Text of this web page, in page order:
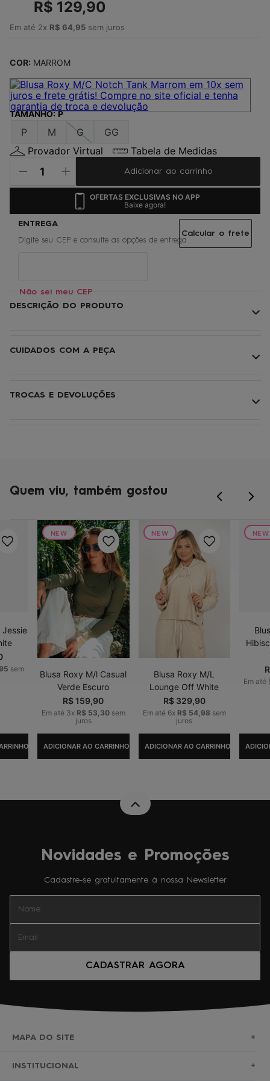
R$ 129,90
Em até 2x R$ 64 95 sem juros
COR: MARROM
TAMANHO: P
P M G
GG
Provador Virtual
Tabela de Medidas
Adicionar ao carrinho
OFERTAS EXCLUSIVAS NO APP
Baixe agora!
Não sei meu CEP
Calcular o frete
DESCRIÇÃO DO PRODUTO
CUIDADOS COM A PEÇA
TROCAS E DEVOLUÇÕES
Quem viu, também gostou
Jessie
sem
NEW
Blusa Roxy M/l Casual
Verde Escuro
R$159,90
Em até 3x R$ 53 30sem
juros
ADICIONAR AO CARRINHO
NEW
Blusa Roxy M/L
Lounge Off White
R$ 329,90
Em até 6x R$ 54, 98 sem
juros
ADICIONAR AO CARRINHO
NEW
Em até
Novidades e Promoções
Cadastre-se gratuitamente à nossa Newsletter
CADASTRAR AGORA
MAPA DO SITE +
SURF
INSTITUCIONAL +
jaqueta
5 º
maio
7º
vestido
8º
oculos
9º
gorro
10
regata